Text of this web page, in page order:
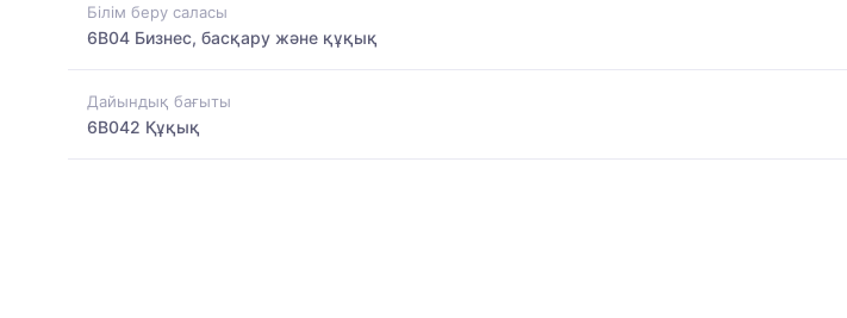
Білім беру саласы
6B04 Бизнес, басқару және құқық
Дайындық бағыты
6B042 Құқық